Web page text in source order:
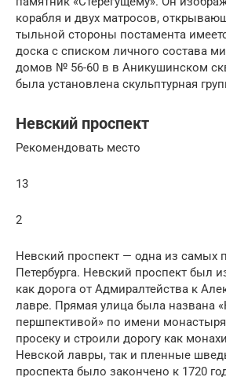
корабля и двух матросов,
тыльной стороны постамента
доска с списком личного состава
домов № 56-60 в в Аникушинском
была установлена скульптурная
Невский проспект
Рекомендовать место
13
2
Невский проспект — одна из самых
Петербурга. Невский проспект был
как дорога от Адмиралтейства к
лавре. Прямая улица была названа
першпективой» по имени
просеку и строили дорогу как
Невской лавры, так и пленные
проспекта было закончено к 1720